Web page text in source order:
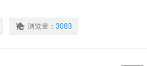
浏览量： 3083